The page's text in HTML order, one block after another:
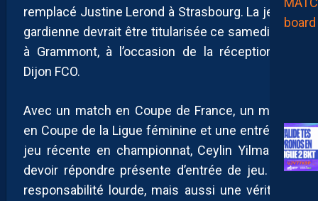
remplacé Justine Lerond à Strasbourg. La jeune
gardienne devrait être titularisée ce samedi soir
à Grammont, à l’occasion de la réception du
Dijon FCO.
Avec un match en Coupe de France, un match
en Coupe de la Ligue féminine et une entrée en
jeu récente en championnat, Ceylin Yilmaz va
devoir répondre présente d’entrée de jeu. Une
responsabilité lourde, mais aussi une véritable